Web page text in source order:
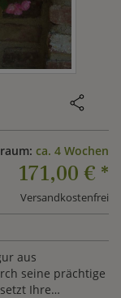
ca. 4 Wochen
171,00 € *
Versandkostenfrei
aus
seine prächtige
Ihre